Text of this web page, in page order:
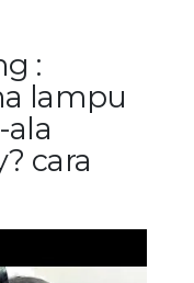
:
lampu
ala
cara